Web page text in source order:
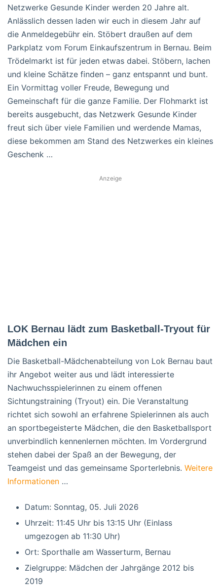
Netzwerke Gesunde Kinder werden 20 Jahre alt.
Anlässlich dessen laden wir euch in diesem Jahr auf
die Anmeldegebühr ein. Stöbert draußen auf dem
Parkplatz vom Forum Einkaufszentrum in Bernau. Beim
Trödelmarkt ist für jeden etwas dabei. Stöbern, lachen
und kleine Schätze finden – ganz entspannt und bunt.
Ein Vormittag voller Freude, Bewegung und
Gemeinschaft für die ganze Familie. Der Flohmarkt ist
bereits ausgebucht, das Netzwerk Gesunde Kinder
freut sich über viele Familien und werdende Mamas,
diese bekommen am Stand des Netzwerkes ein kleines
Geschenk …
Anzeige
LOK Bernau lädt zum Basketball-Tryout für
Mädchen ein
Die Basketball-Mädchenabteilung von Lok Bernau baut
ihr Angebot weiter aus und lädt interessierte
Nachwuchsspielerinnen zu einem offenen
Sichtungstraining (Tryout) ein. Die Veranstaltung
richtet sich sowohl an erfahrene Spielerinnen als auch
an sportbegeisterte Mädchen, die den Basketballsport
unverbindlich kennenlernen möchten. Im Vordergrund
stehen dabei der Spaß an der Bewegung, der
Teamgeist und das gemeinsame Sporterlebnis. Weitere
Informationen …
Datum: Sonntag, 05. Juli 2026
Uhrzeit: 11:45 Uhr bis 13:15 Uhr (Einlass
umgezogen ab 11:30 Uhr)
Ort: Sporthalle am Wasserturm, Bernau
Zielgruppe: Mädchen der Jahrgänge 2012 bis
2019